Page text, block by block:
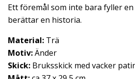
Ett föremål som inte bara fyller
berättar en historia.
Material: Trä
Motiv:Änder
Skick: Bruksskick med vacker